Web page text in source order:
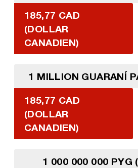
185,77 CAD
(DOLLAR
CANADIEN)
1 MILLION GUARANÍ
185,77 CAD
(DOLLAR
CANADIEN)
1 000 000 000 PYG